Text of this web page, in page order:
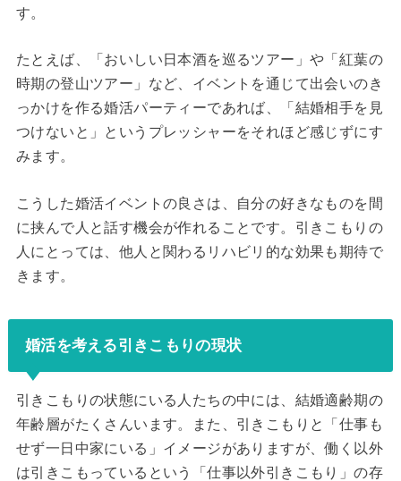
す。
たとえば、「おいしい日本酒を巡るツアー」や「紅葉の
時期の登山ツアー」など、イベントを通じて出会いのき
っかけを作る婚活パーティーであれば、「結婚相手を見
つけないと」というプレッシャーをそれほど感じずにす
みます。
こうした婚活イベントの良さは、自分の好きなものを間
に挟んで人と話す機会が作れることです。引きこもりの
人にとっては、他人と関わるリハビリ的な効果も期待で
きます。
婚活を考える引きこもりの現状
引きこもりの状態にいる人たちの中には、結婚適齢期の
年齢層がたくさんいます。また、引きこもりと「仕事も
せず一日中家にいる」イメージがありますが、働く以外
は引きこもっているという「仕事以外引きこもり」の存